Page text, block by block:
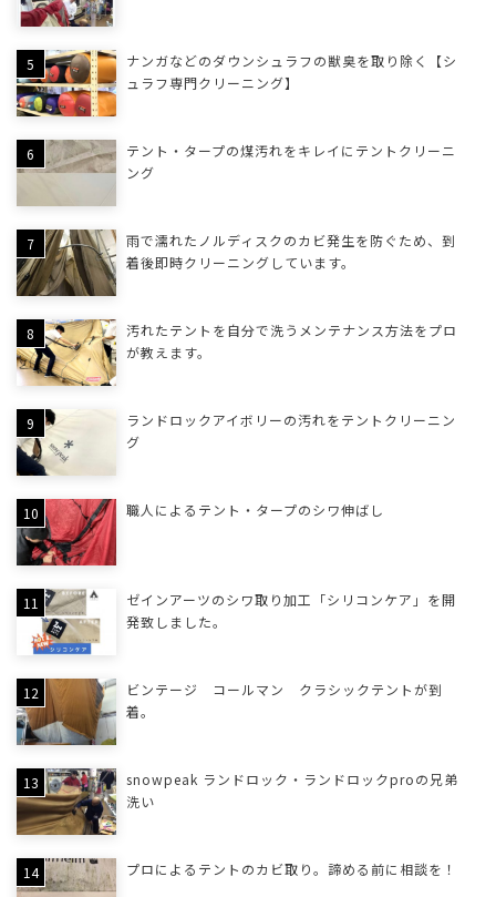
ナンガなどのダウンシュラフの獣臭を取り除く【シ
ュラフ専門クリーニング】
テント・タープの煤汚れをキレイにテントクリーニ
ング
雨で濡れたノルディスクのカビ発生を防ぐため、到
着後即時クリーニングしています。
汚れたテントを自分で洗うメンテナンス方法をプロ
が教えます。
ランドロックアイボリーの汚れをテントクリーニン
グ
職人によるテント・タープのシワ伸ばし
ゼインアーツのシワ取り加工「シリコンケア」を開
発致しました。
ビンテージ コールマン クラシックテントが到
着。
snowpeak ランドロック・ランドロックproの兄弟
洗い
プロによるテントのカビ取り。諦める前に相談を！